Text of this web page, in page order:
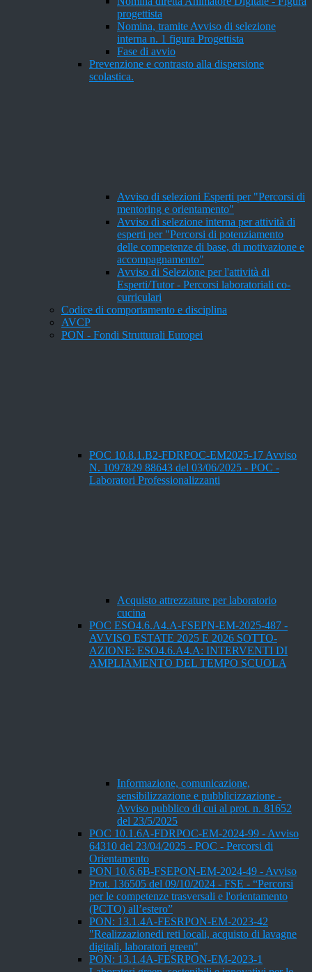
progettista
Nomina, tramite Avviso di selezione
interna n. 1 figura Progettista
Fase di avvio
Prevenzione e contrasto alla dispersione
scolastica.
Avviso di selezioni Esperti per "Percorsi di
mentoring e orientamento"
Avviso di selezione interna per attività di
esperti per "Percorsi di potenziamento
delle competenze di base, di motivazione e
accompagnamento"
Avviso di Selezione per l'attività di
Esperti/Tutor - Percorsi laboratoriali co-
curriculari
Codice di comportamento e disciplina
AVCP
PON - Fondi Strutturali Europei
POC 10.8.1.B2-FDRPOC-EM2025-17 Avviso
N. 1097829 88643 del 03/06/2025 - POC -
Laboratori Professionalizzanti
Acquisto attrezzature per laboratorio
cucina
POC ESO4.6.A4.A-FSEPN-EM-2025-487 -
AVVISO ESTATE 2025 E 2026 SOTTO-
AZIONE: ESO4.6.A4.A: INTERVENTI DI
AMPLIAMENTO DEL TEMPO SCUOLA
Informazione, comunicazione,
sensibilizzazione e pubblicizzazione -
Avviso pubblico di cui al prot. n. 81652
del 23/5/2025
POC 10.1.6A-FDRPOC-EM-2024-99 - Avviso
64310 del 23/04/2025 - POC - Percorsi di
Orientamento
PON 10.6.6B-FSEPON-EM-2024-49 - Avviso
Prot. 136505 del 09/10/2024 - FSE - “Percorsi
per le competenze trasversali e l'orientamento
(PCTO) all’estero”
PON: 13.1.4A-FESRPON-EM-2023-42
"Realizzazionedi reti locali, acquisto di lavagne
digitali, laboratori green"
PON: 13.1.4A-FESRPON-EM-2023-1